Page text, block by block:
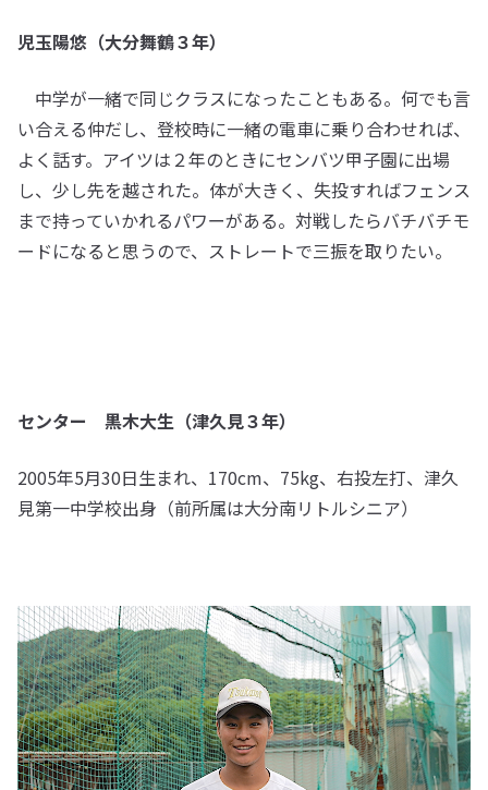
児玉陽悠（大分舞鶴３年）
中学が一緒で同じクラスになったこともある。何でも言
い合える仲だし、登校時に一緒の電車に乗り合わせれば、
よく話す。アイツは２年のときにセンバツ甲子園に出場
し、少し先を越された。体が大きく、失投すればフェンス
まで持っていかれるパワーがある。対戦したらバチバチモ
ードになると思うので、ストレートで三振を取りたい。
センター 黒木大生（津久見３年）
2005年5月30日生まれ、170cm、75kg、右投左打、津久
見第一中学校出身（前所属は大分南リトルシニア）